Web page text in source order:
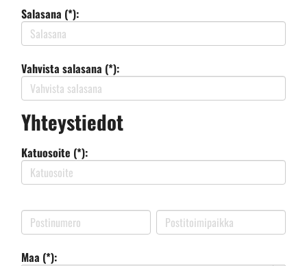
Salasana (*):
Vahvista salasana (*):
Yhteystiedot
Katuosoite (*):
Maa (*):